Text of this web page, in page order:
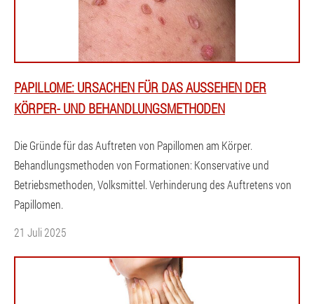
PAPILLOME: URSACHEN FÜR DAS AUSSEHEN DER
KÖRPER- UND BEHANDLUNGSMETHODEN
Die Gründe für das Auftreten von Papillomen am Körper.
Behandlungsmethoden von Formationen: Konservative und
Betriebsmethoden, Volksmittel. Verhinderung des Auftretens von
Papillomen.
21 Juli 2025